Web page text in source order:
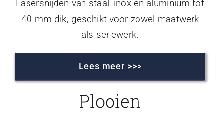
Lasersnijden van staal, inox en aluminium tot
40 mm dik, geschikt voor zowel maatwerk
als seriewerk.
Lees meer >>>
Plooien